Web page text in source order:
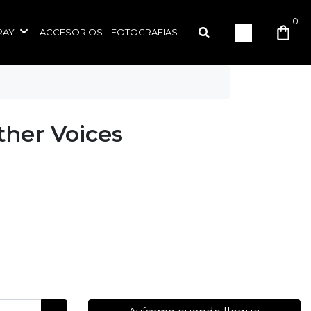
ACCESORIOS FOTOGRAFIAS
0
Voices